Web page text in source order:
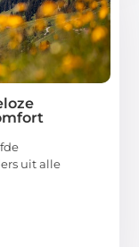
uit alle